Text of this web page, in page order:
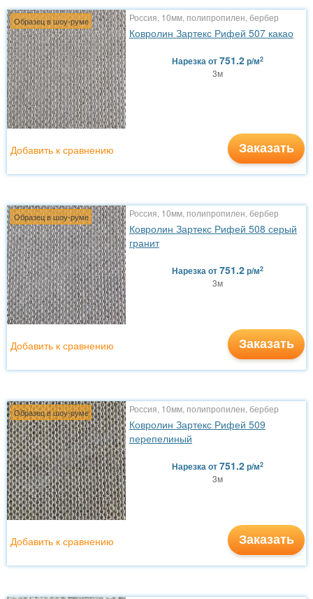
Образец в шоу-руме Россия, 10мм, полипропилен, бербер
Ковролин Зартекс Рифей 507 какао
Нарезкаот751.2р/м2
3м
Заказать
Добавить к сравнению
Образец в шоу-руме Россия, 10мм, полипропилен, бербер
Ковролин Зартекс Рифей 508 серый
гранит
Нарезкаот751.2р/м2
3м
Заказать
Добавить к сравнению
Образец в шоу-руме Россия, 10мм, полипропилен, бербер
Ковролин Зартекс Рифей 509
перепелиный
Нарезкаот751.2р/м2
3м
Заказать
Добавить к сравнению